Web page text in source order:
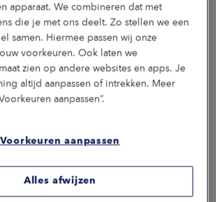
apparaat. We combineren dat met
die je met ons deelt. Zo stellen we een
samen. Hiermee passen wij onze
voorkeuren. Ook laten we
zien op andere websites en apps. Je
altijd aanpassen of intrekken. Meer
aanpassen”.
Voorkeuren aanpassen
Alles afwijzen